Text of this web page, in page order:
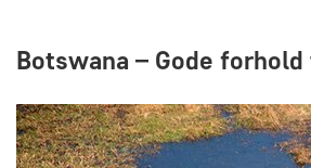
Botswana – Gode